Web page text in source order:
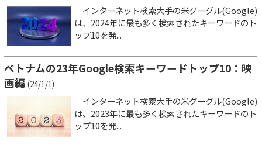
インターネット検索大手の米グーグル(Google)
は、2024年に最も多く検索されたキーワードのト
ップ10を発...
ベトナムの23年Google検索キーワードトップ10：映
画編 (24/1/1)
インターネット検索大手の米グーグル(Google)
は、2023年に最も多く検索されたキーワードのト
ップ10を発...